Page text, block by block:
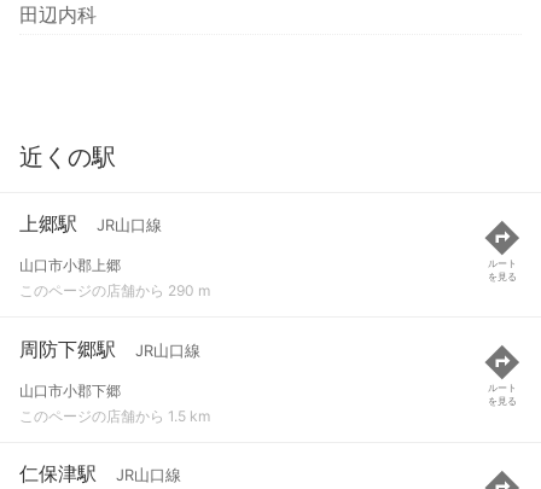
田辺内科
近くの駅
上郷駅 JR山口線
山口市小郡上郷
このページの店舗から 290 m
ルート
を見る
周防下郷駅 JR山口線
山口市小郡下郷
このページの店舗から 1.5 km
ルート
を見る
仁保津駅 JR山口線